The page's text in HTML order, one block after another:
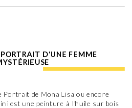
D'UNE FEMME
Portrait de Mona Lisa ou encore
est une peinture à l'huile sur bois